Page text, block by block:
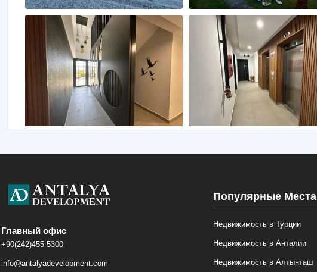
Главный офис
+90(242)455-5300
info@antalyadevelopment.com
Популярные Места
Недвижимость в Турции
Недвижимость в Анталии
Недвижимость в Алтынташ